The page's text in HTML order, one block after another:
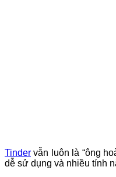
Tinder vẫn luôn là “ông
dễ sử dụng và nhiều tính